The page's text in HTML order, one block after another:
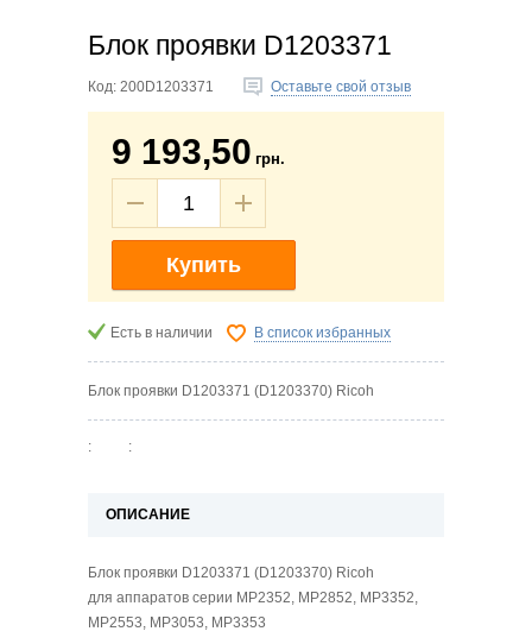
Блок проявки D1203371
Код: 200D1203371 Оставьте свой отзыв
9 193,50 грн.
Купить
Есть в наличии В список избранных
Блок проявки D1203371 (D1203370) Ricoh
: :
ОПИСАНИЕ
Блок проявки D1203371 (D1203370) Ricoh
для аппаратов серии MP2352, MP2852, MP3352,
MP2553, MP3053, MP3353